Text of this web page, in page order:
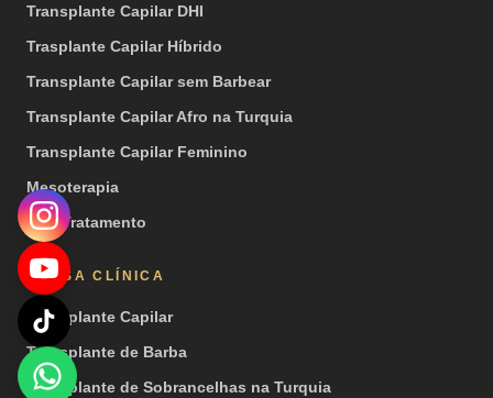
Transplante Capilar DHI
Trasplante Capilar Híbrido
Transplante Capilar sem Barbear
Transplante Capilar Afro na Turquia
Transplante Capilar Feminino
Mesoterapia
PRP Tratamento
NOSSA CLÍNICA
Transplante Capilar
Transplante de Barba
Transplante de Sobrancelhas na Turquia